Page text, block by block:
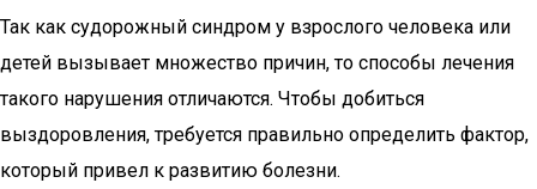
Так как судорожный синдром у взрослого человека или
детей вызывает множество причин, то способы лечения
такого нарушения отличаются. Чтобы добиться
выздоровления, требуется правильно определить фактор,
который привел к развитию болезни.